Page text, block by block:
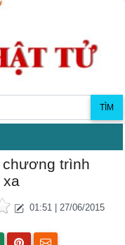
TÌM
chương trình
xa
01:51 | 27/06/2015